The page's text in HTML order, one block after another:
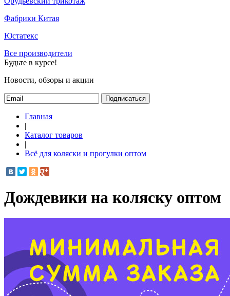
Фабрики Китая
Юстатекс
Все производители
Будьте в курсе!
Новости, обзоры и акции
Подписаться
Главная
|
Каталог товаров
|
Всё для коляски и прогулки оптом
Дождевики на коляску оптом